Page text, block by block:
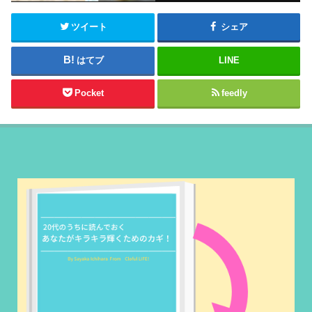
ツイート シェア
はてブ LINE
Pocket feedly